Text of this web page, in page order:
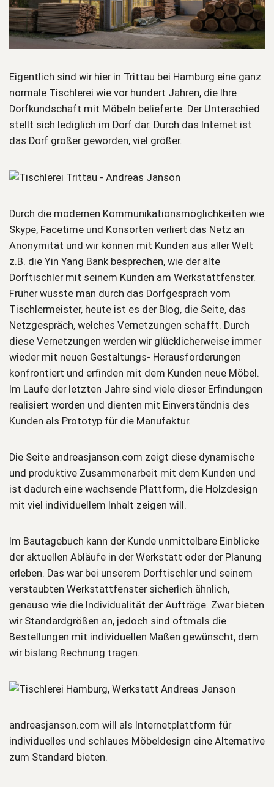
Eigentlich sind wir hier in Trittau bei Hamburg eine ganz
normale Tischlerei wie vor hundert Jahren, die Ihre
Dorfkundschaft mit Möbeln belieferte. Der Unterschied
stellt sich lediglich im Dorf dar. Durch das Internet ist
das Dorf größer geworden, viel größer.
Durch die modernen Kommunikationsmöglichkeiten wie
Skype, Facetime und Konsorten verliert das Netz an
Anonymität und wir können mit Kunden aus aller Welt
z.B. die Yin Yang Bank besprechen, wie der alte
Dorftischler mit seinem Kunden am Werkstattfenster.
Früher wusste man durch das Dorfgespräch vom
Tischlermeister, heute ist es der Blog, die Seite, das
Netzgespräch, welches Vernetzungen schafft. Durch
diese Vernetzungen werden wir glücklicherweise immer
wieder mit neuen Gestaltungs- Herausforderungen
konfrontiert und erfinden mit dem Kunden neue Möbel.
Im Laufe der letzten Jahre sind viele dieser Erfindungen
realisiert worden und dienten mit Einverständnis des
Kunden als Prototyp für die Manufaktur.
Die Seite andreasjanson.com zeigt diese dynamische
und produktive Zusammenarbeit mit dem Kunden und
ist dadurch eine wachsende Plattform, die Holzdesign
mit viel individuellem Inhalt zeigen will.
Im Bautagebuch kann der Kunde unmittelbare Einblicke
der aktuellen Abläufe in der Werkstatt oder der Planung
erleben. Das war bei unserem Dorftischler und seinem
verstaubten Werkstattfenster sicherlich ähnlich,
genauso wie die Individualität der Aufträge. Zwar bieten
wir Standardgrößen an, jedoch sind oftmals die
Bestellungen mit individuellen Maßen gewünscht, dem
wir bislang Rechnung tragen.
andreasjanson.com will als Internetplattform für
individuelles und schlaues Möbeldesign eine Alternative
zum Standard bieten.